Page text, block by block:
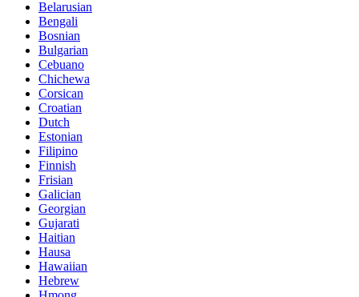
Belarusian
Bengali
Bosnian
Bulgarian
Cebuano
Chichewa
Corsican
Croatian
Dutch
Estonian
Filipino
Finnish
Frisian
Galician
Georgian
Gujarati
Haitian
Hausa
Hawaiian
Hebrew